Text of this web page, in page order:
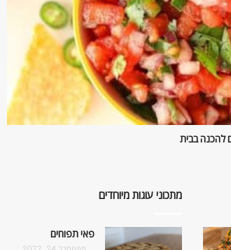
להכנה בבית
מתכוני עוגות מיוחדים
פאי תפוחים